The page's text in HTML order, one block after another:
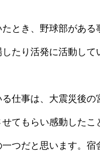
とき、野球部があ
たり活発に活動し
仕事は、大震災後
せてもらい感動した
つだと思います。宿